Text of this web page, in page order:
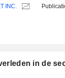
INC.
in de